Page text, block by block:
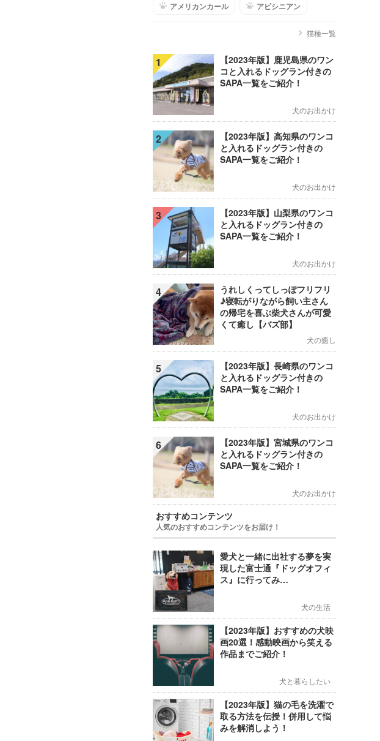
アメリカンカール アビシニアン
猫種一覧
1
【2023年版】鹿児島県のワン
コと入れるドッグラン付きの
SAPA一覧をご紹介！
犬のお出かけ
2
【2023年版】高知県のワンコ
と入れるドッグラン付きの
SAPA一覧をご紹介！
犬のお出かけ
3
【2023年版】山梨県のワンコ
と入れるドッグラン付きの
SAPA一覧をご紹介！
犬のお出かけ
4
うれしくってしっぽフリフリ
♪寝転がりながら飼い主さん
の帰宅を喜ぶ柴犬さんが可愛
くて癒し【バズ部】
犬の癒し
5
【2023年版】長崎県のワンコ
と入れるドッグラン付きの
SAPA一覧をご紹介！
犬のお出かけ
6
【2023年版】宮城県のワンコ
と入れるドッグラン付きの
SAPA一覧をご紹介！
犬のお出かけ
おすすめコンテンツ
人気のおすすめコンテンツをお届け！
愛犬と一緒に出社する夢を実
現した富士通『ドッグオフィ
ス』に行ってみ…
犬の生活
【2023年版】おすすめの犬映
画20選！感動映画から笑える
作品までご紹介！
犬と暮らしたい
【2023年版】猫の毛を洗濯で
取る方法を伝授！併用して悩
みを解消しよう！